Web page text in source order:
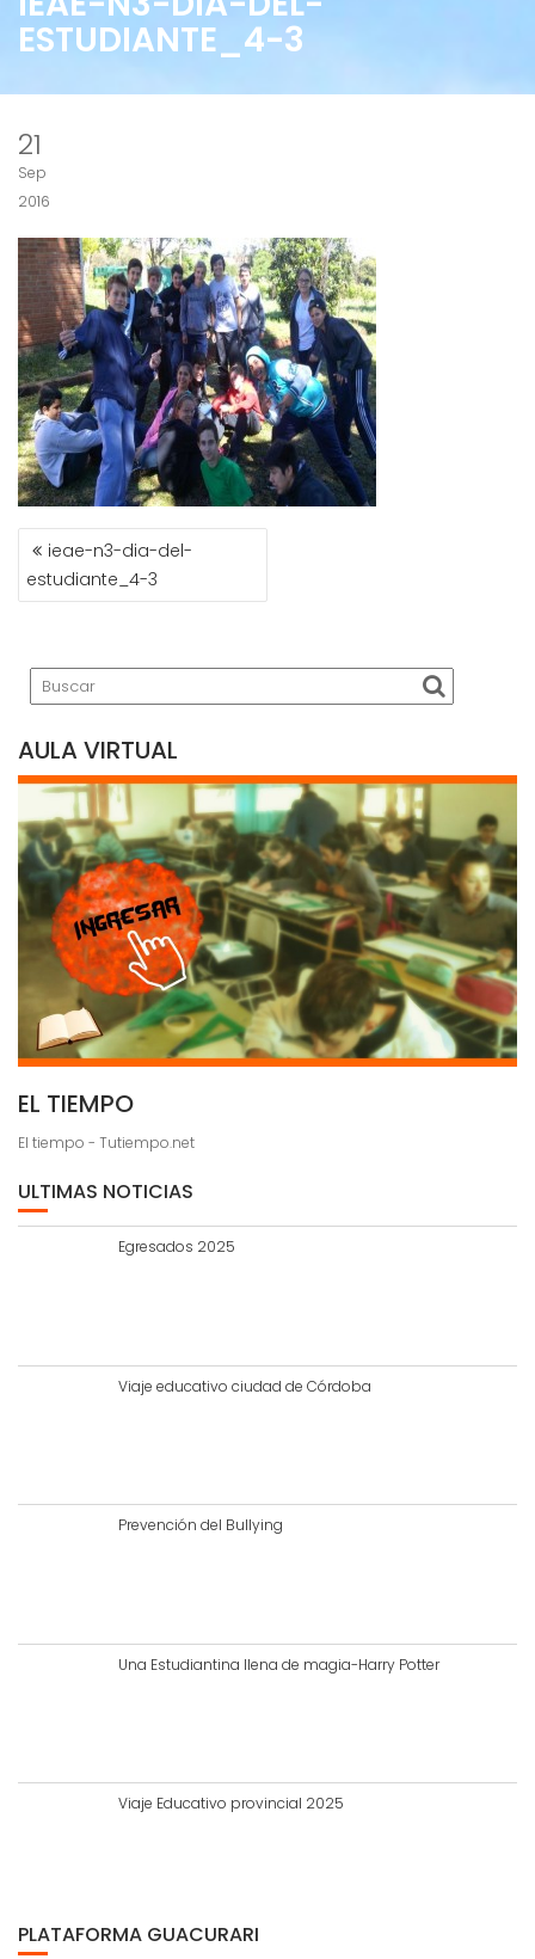
ESTUDIANTE_4-3
21
Sep
2016
NAVEGACIÓN
DE
ENTRADAS
ieae-n3-dia-del-
estudiante_4-3
AULA VIRTUAL
EL TIEMPO
El tiempo - Tutiempo.net
ULTIMAS NOTICIAS
Egresados 2025
Viaje educativo ciudad de Córdoba
Prevención del Bullying
Una Estudiantina llena de magia-Harry Potter
Viaje Educativo provincial 2025
PLATAFORMA GUACURARI